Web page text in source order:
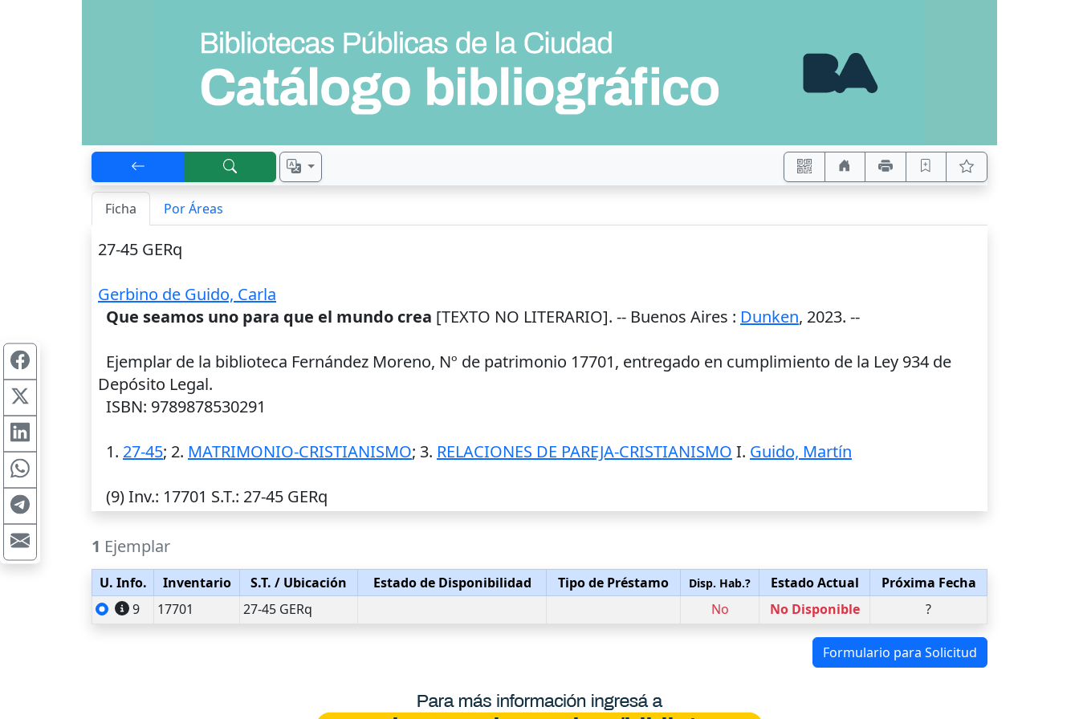
Ficha Por Áreas
27-45 GERq
Gerbino de Guido, Carla
Que seamos uno para que el mundo crea [TEXTO NO LITERARIO]. -- Buenos Aires : Dunken, 2023. --
Ejemplar de la biblioteca Fernández Moreno, Nº de patrimonio 17701, entregado en cumplimiento de la Ley 934 de
Depósito Legal.
ISBN: 9789878530291
1. 27-45; 2. MATRIMONIO-CRISTIANISMO; 3. RELACIONES DE PAREJA-CRISTIANISMO I. Guido, Martín
(9)Inv.: 17701 S.T.: 27-45 GERq
1 Ejemplar
U. Info. Inventario S.T. / Ubicación Estado de Disponibilidad Tipo de Préstamo Disp. Hab.? Estado Actual
Próxima Fecha
9
17701 27-45 GERq No No Disponible ?
Formulario para Solicitud